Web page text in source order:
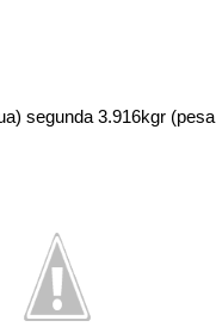
segunda 3.916kgr (pesa